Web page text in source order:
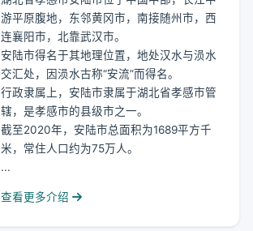
游平原腹地，东邻黄冈市，南接随州市，西
连襄阳市，北靠武汉市。
安陆市得名于其地理位置，地处汉水与涢水
交汇处，因涢水古称“安流”而得名。
行政隶属上，安陆市隶属于湖北省孝感市管
辖，是孝感市的县级市之一。
截至2020年，安陆市总面积为1689平方千
米，常住人口约为75万人。
...
查看更多介绍